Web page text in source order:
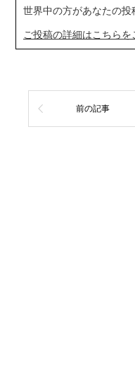
世界中の方があなたの投
ご投稿の詳細はこちらを
前の記事